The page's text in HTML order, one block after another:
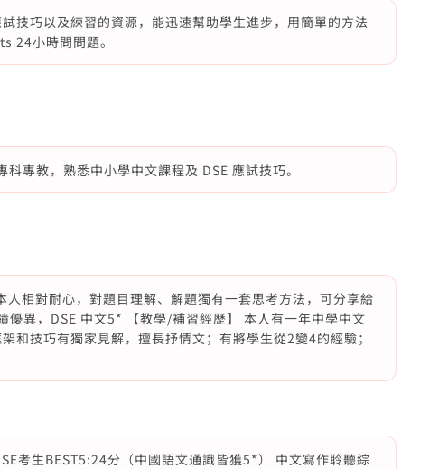
技巧以及練習的資源，能迅速幫助學生進步，用簡單的方法
24小時問問題。
專教，熟悉中小學中文課程及 DSE 應試技巧。
人相對耐心，對題目理解、解題獨有一套思考方法，可分享給
優異，DSE 中文5* 【教學/補習經歷】 本人有一年中學中文
和技巧有獨家見解，擅長抒情文；有將學生從2變4的經驗；
考生BEST5:24分（中國語文通識皆獲5*） 中文寫作聆聽綜